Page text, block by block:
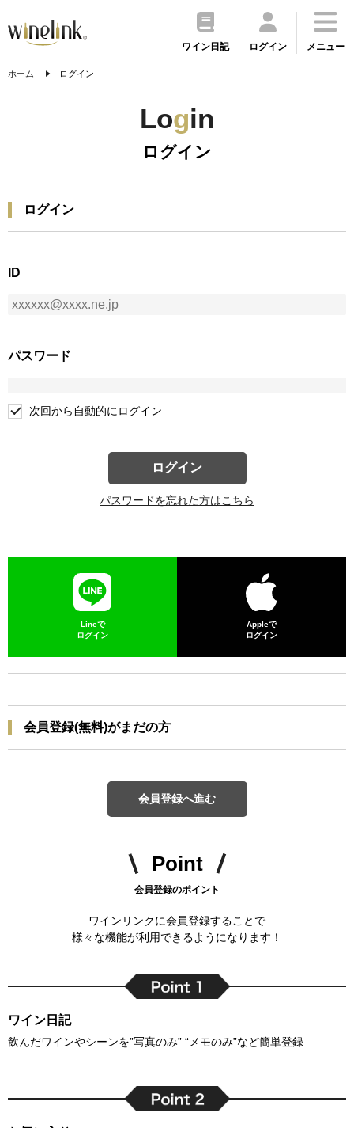
ワイン日記 ログイン メニュー
ホーム ログイン
Login
ログイン
ログイン
ID
パスワード
次回から自動的にログイン
ログイン
パスワードを忘れた方はこちら
Lineで
ログイン
Appleで
ログイン
会員登録(無料)がまだの方
会員登録へ進む
Point
会員登録のポイント
ワインリンクに会員登録することで
様々な機能が利用できるようになります！
ワイン日記
飲んだワインやシーンを”写真のみ” “メモのみ”など簡単登録